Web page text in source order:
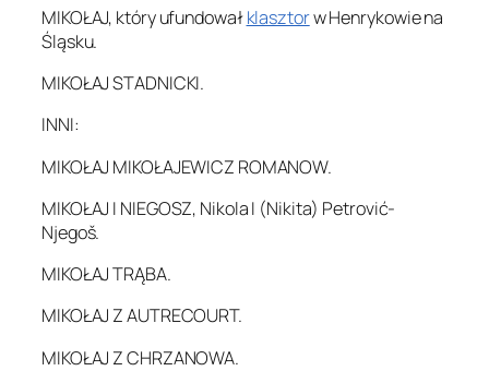
MIKOŁAJ, który ufundowałklasztorw Henrykowie na
Śląsku.
MIKOŁAJ STADNICKI.
INNI:
MIKOŁAJ MIKOŁAJEWICZ ROMANOW.
MIKOŁAJ I NIEGOSZ, Nikola I (Nikita) Petrović-
Njegoš.
MIKOŁAJ TRĄBA.
MIKOŁAJ Z AUTRECOURT.
MIKOŁAJ Z CHRZANOWA.